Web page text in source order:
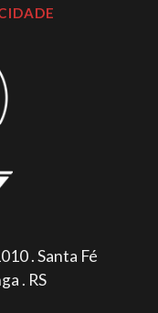
. Santa Fé
. RS